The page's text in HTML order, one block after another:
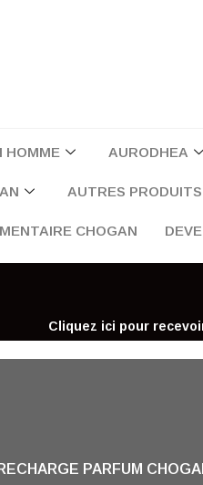
HOMME AURODHEA
AUTRES
CHOGAN
Cliquez ici pour
RECHARGE PARFUM